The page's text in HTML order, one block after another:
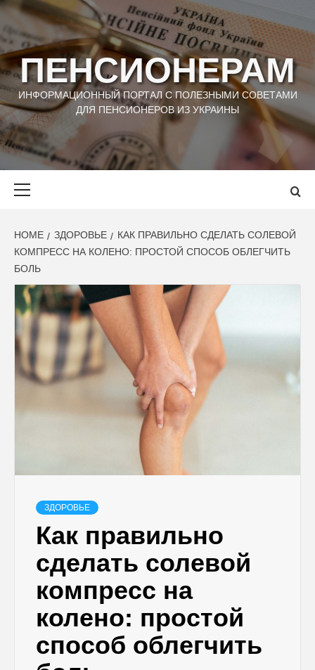
Skip
to
content
ПЕНСИОНЕРАМ
ИНФОРМАЦИОННЫЙ ПОРТАЛ С ПОЛЕЗНЫМИ СОВЕТАМИ
ДЛЯ ПЕНСИОНЕРОВ ИЗ УКРАИНЫ
HOME ЗДОРОВЬЕ
КАК ПРАВИЛЬНО СДЕЛАТЬ СОЛЕВОЙ
КОМПРЕСС НА КОЛЕНО: ПРОСТОЙ СПОСОБ ОБЛЕГЧИТЬ
БОЛЬ
ЗДОРОВЬЕ
Как правильно
сделать солевой
компресс на
колено: простой
способ облегчить